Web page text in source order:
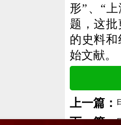
形”、“
题，这
的史料
始文献。
上一篇：
下一篇：